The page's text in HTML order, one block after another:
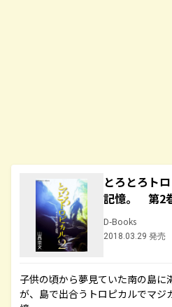
とろとろト
記憶。 第2
D-Books
2018.03.29 発売
子供の頃から夢見ていた南の島に
が、島で出合うトロピカルでマジ